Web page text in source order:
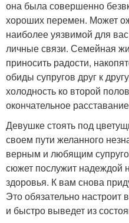
она была совершенно
хороших перемен. Может
наиболее уязвимой для
личные связи. Семейная
приносить радости,
обиды супругов друг к
холодность ко второй
окончательное
Девушке стоять под
своем пути желанного
верным и любящим
сюжет послужит надеждой
здоровья. К вам снова
Это обязательно
и быстро выведет из